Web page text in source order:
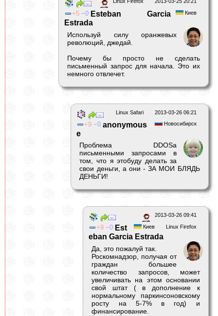
Киев
5 0 Esteban Garcia
Estrada
Используй силу оранжевых
революций, джедай.
Почему бы просто не сделать
письменный запрос для начала. Это их
немного отвлечет.
2013-03-26 06:21
Linux Safari
Новосибирск
9 0 anonymous
e
Проблема DDOSа
письменными запросами в
том, что я этобуду делать за
свои деньги, а они - ЗА МОИ БЛЯДЬ
ДЕНЬГИ!
2013-03-26 09:41
Linux Firefox
Киев
9 0 Est
eban Garcia Estrada
Да, это пожалуй так.
Роскомнадзор, получая от
граждан большее
количество запросов, может
увеличивать на этом основании
свой штат ( в дополнение к
нормальному паркинсоновскому
росту на 5-7% в год) и
финансирование.